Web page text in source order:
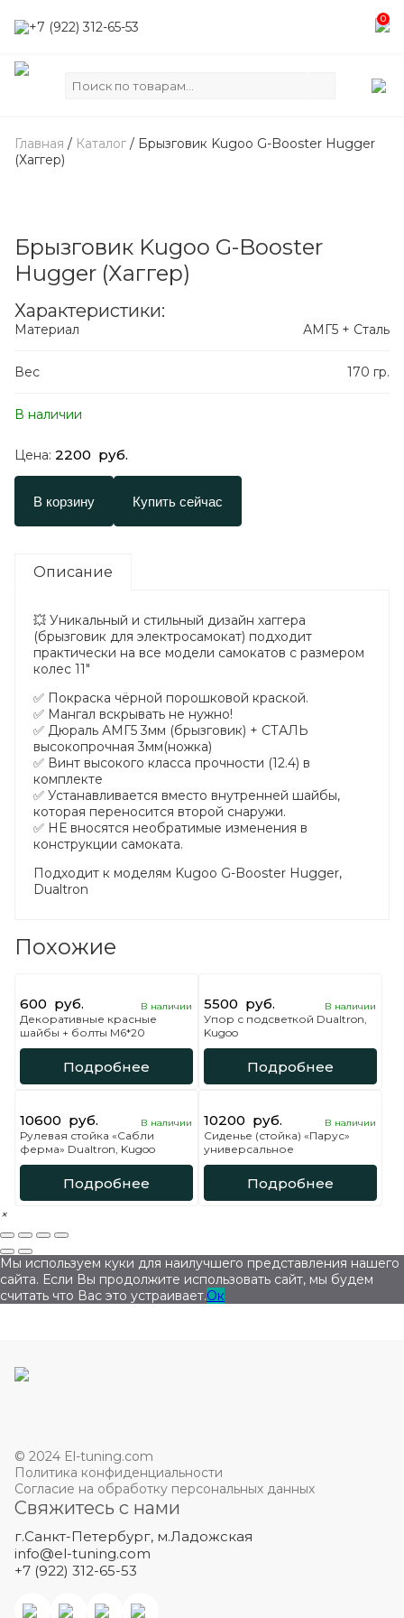
+7 (922) 312-65-53
0
Искать:
Главная / Каталог / Брызговик Kugoo G-Booster Hugger
(Хаггер)
Брызговик Kugoo G-Booster
Hugger (Хаггер)
Характеристики:
Материал АМГ5 + Сталь
Вес 170 гр.
В наличии
Цена: 2200 руб.
В корзину Купить сейчас
Описание
💥 Уникальный и стильный дизайн хаггера
(брызговик для электросамокат) подходит
практически на все модели самокатов с размером
колес 11″
✅ Покраска чёрной порошковой краской.
✅ Мангал вскрывать не нужно!
✅ Дюраль АМГ5 3мм (брызговик) + СТАЛЬ
высокопрочная 3мм(ножка)
✅ Винт высокого класса прочности (12.4) в
комплекте
✅ Устанавливается вместо внутренней шайбы,
которая переносится второй снаружи.
✅ НЕ вносятся необратимые изменения в
конструкции самоката.
Подходит к моделям Kugoo G-Booster Hugger,
Dualtron
Похожие
600 руб. В наличии
Декоративные красные
шайбы + болты М6*20
Подробнее
5500 руб. В наличии
Упор с подсветкой Dualtron,
Kugoo
Подробнее
10600 руб. В наличии
Рулевая стойка «Сабли
ферма» Dualtron, Kugoo
Подробнее
10200 руб. В наличии
Сиденье (стойка) «Парус»
универсальное
Подробнее
×
Мы используем куки для наилучшего представления нашего
сайта. Если Вы продолжите использовать сайт, мы будем
считать что Вас это устраивает.Ок
© 2024 El-tuning.com
Политика конфиденциальности
Согласие на обработку персональных данных
Свяжитесь с нами
г.Санкт-Петербург, м.Ладожская
info@el-tuning.com
+7 (922) 312-65-53